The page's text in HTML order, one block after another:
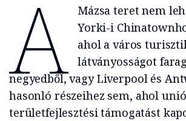
A
Mázsa teret nem
Yorki-i
ahol a város
látványosságot
negyedből, vagy Liverpool és
hasonló részeihez sem, ahol
területfejlesztési támogatást